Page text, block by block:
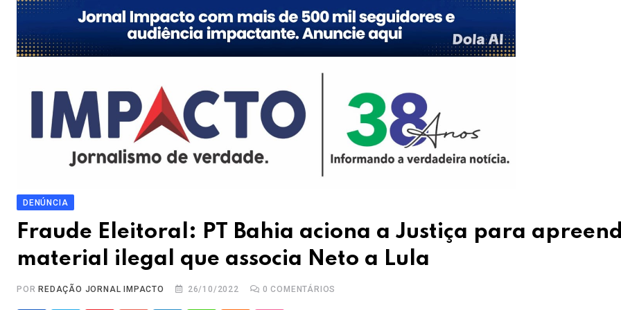
DENÚNCIA
Fraude Eleitoral: PT Bahia aciona a Justiça para
material ilegal que associa Neto a Lula
POR REDAÇÃO JORNAL IMPACTO 26/10/2022 0 COMENTÁRIOS